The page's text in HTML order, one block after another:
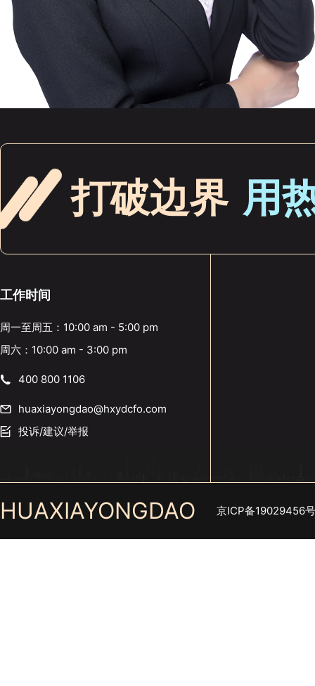
打破边界 用
工作时间
周一至周五：10:00 am - 5:00 pm
周六：10:00 am - 3:00 pm
400 800 1106
huaxiayongdao@hxydcfo.com
投诉/建议/举报
HUAXIAYONGDAO 京ICP备19029456